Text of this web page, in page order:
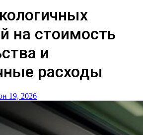
на стоимость
и
расходы
19, 2026